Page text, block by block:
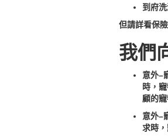
到府
但請詳看保
我們
意外–
時，
顧的
意外–
求時